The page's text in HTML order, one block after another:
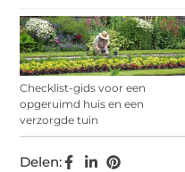
Checklist-gids voor een
opgeruimd huis en een
verzorgde tuin
Delen: